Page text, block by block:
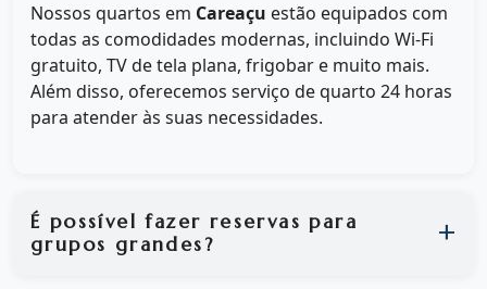
Nossos quartos em Careaçu estão equipados com
todas as comodidades modernas, incluindo Wi-Fi
gratuito, TV de tela plana, frigobar e muito mais.
Além disso, oferecemos serviço de quarto 24 horas
para atender às suas necessidades.
É possível fazer reservas para
grupos grandes?